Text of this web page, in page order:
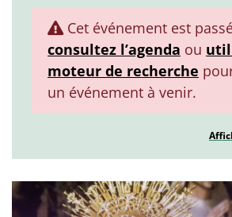
Cet événement est
consultez l’agenda ou
moteur de recherche
un événement à venir.